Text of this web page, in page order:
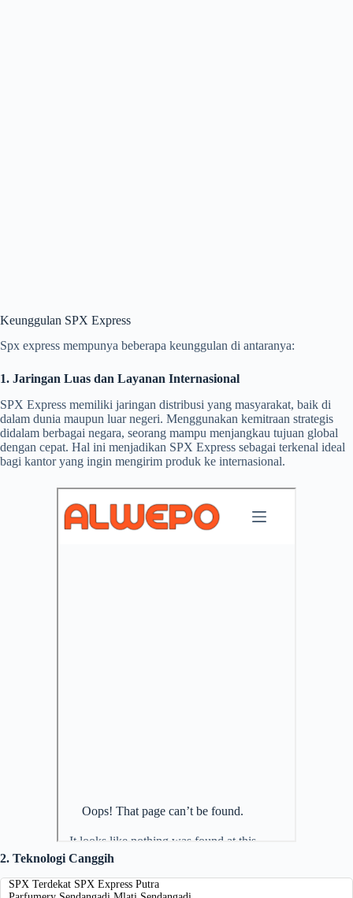
Keunggulan SPX Express
Spx express mempunya beberapa keunggulan di antaranya:
1. Jaringan Luas dan Layanan Internasional
SPX Express memiliki jaringan distribusi yang masyarakat, baik di
dalam dunia maupun luar negeri. Menggunakan kemitraan strategis
didalam berbagai negara, seorang mampu menjangkau tujuan global
dengan cepat. Hal ini menjadikan SPX Express sebagai terkenal ideal
bagi kantor yang ingin mengirim produk ke internasional.
2. Teknologi Canggih
SPX Terdekat SPX Express Putra